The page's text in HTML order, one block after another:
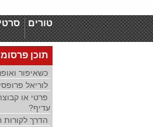
טורים
תוכן
כשאיפור
לוריאל
פרטי או
עדיף?
הדרך לקורות